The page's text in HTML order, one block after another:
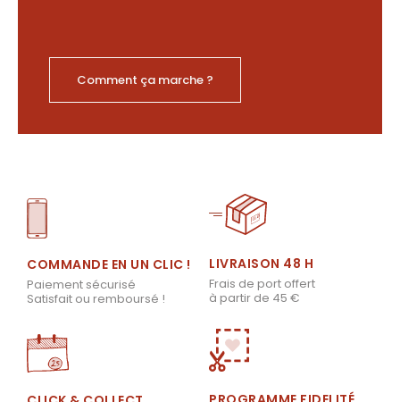
Comment ça marche ?
COMMANDE EN UN CLIC !
Paiement sécurisé
Satisfait ou remboursé !
LIVRAISON 48 H
Frais de port offert
à partir de 45 €